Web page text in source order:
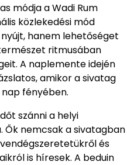
módja a Wadi Rum
közlekedési mód
hanem lehetőséget
ritmusában
A naplemente idején
amikor a sivatag
fényében.
szánni a helyi
Ők nemcsak a sivatagban
és
is híresek. A beduin